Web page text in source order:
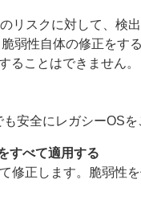
リスクに対して、検
弱性自体の修正をす
ることはできません
安全にレガシーOS
すべて適用する
修正します。脆弱性